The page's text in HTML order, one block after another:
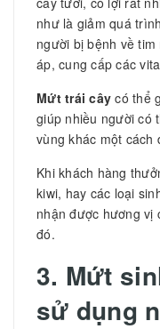
như là giảm quá
người bị bệnh về
áp, cung cấp các
Mứt trái cây có thể
giúp nhiều người có
vùng khác một cách
Khi khách hàng
kiwi, hay các loại
nhận được hương vị
đó.
3. Mứt
sử dụng